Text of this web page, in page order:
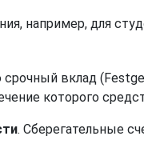
например, для
вклад
которого
. Сберегательные